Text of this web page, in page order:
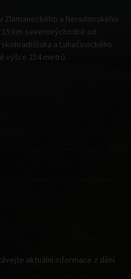
Zlámaneckého a Neradovského
km severovýchodně od
a Luhačovického
výšce 254 metrů.
aktuální informace z dění